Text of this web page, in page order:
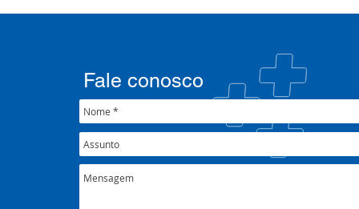
SETEC, realiza Assembleia e
COSEMS/
junto ao
Nacional
Fale conosco